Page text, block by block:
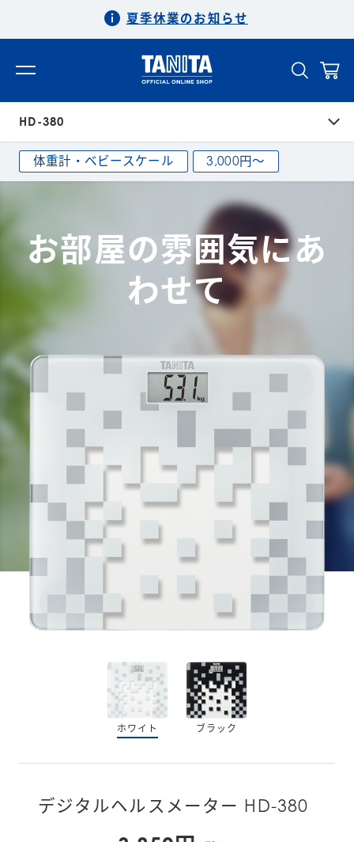
夏季休業のお知らせ
HD-380
体重計・ベビースケール 3,000円〜
お部屋の雰囲気にあ
わせて
ホワイト ブラック
デジタルヘルスメーター HD-380